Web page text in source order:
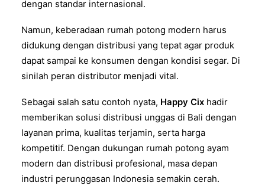
dengan standar internasional.
Namun, keberadaan rumah potong modern harus
didukung dengan distribusi yang tepat agar produk
dapat sampai ke konsumen dengan kondisi segar. Di
sinilah peran distributor menjadi vital.
Sebagai salah satu contoh nyata, Happy Cix hadir
memberikan solusi distribusi unggas di Bali dengan
layanan prima, kualitas terjamin, serta harga
kompetitif. Dengan dukungan rumah potong ayam
modern dan distribusi profesional, masa depan
industri perunggasan Indonesia semakin cerah.